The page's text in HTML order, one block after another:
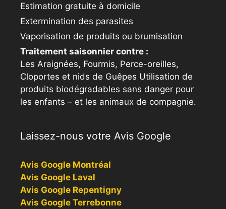
Estimation gratuite à domicile
Extermination des parasites
Vaporisation de produits ou brumisation
Traitement saisonnier contre :
Les Araignées, Fourmis, Perce-oreilles,
Cloportes et nids de Guêpes Utilisation de
produits biodégradables sans danger pour
les enfants – et les animaux de compagnie.
Laissez-nous votre Avis Google
Avis Google Montréal
Avis Google Laval
Avis Google Repentigny
Avis Google Terrebonne